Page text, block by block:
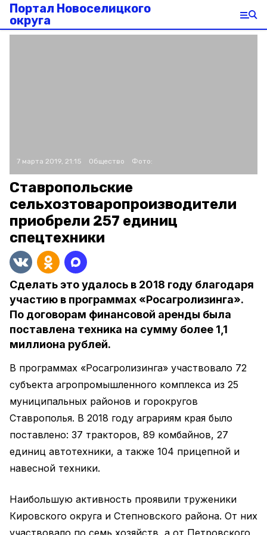
Портал Новоселицкого
округа
7 марта 2019, 21:15 Общество Фото:
Ставропольские
сельхозтоваропроизводители
приобрели 257 единиц
спецтехники
Сделать это удалось в 2018 году благодаря
участию в программах «Росагролизинга».
По договорам финансовой аренды была
поставлена техника на сумму более 1,1
миллиона рублей.
В программах «Росагролизинга» участвовало 72
субъекта агропромышленного комплекса из 25
муниципальных районов и горокругов
Ставрополья. В 2018 году аграриям края было
поставлено: 37 тракторов, 89 комбайнов, 27
единиц автотехники, а также 104 прицепной и
навесной техники.
Наибольшую активность проявили труженики
Кировского округа и Степновского района. От них
участвовало по семь хозяйств, а от Петровского